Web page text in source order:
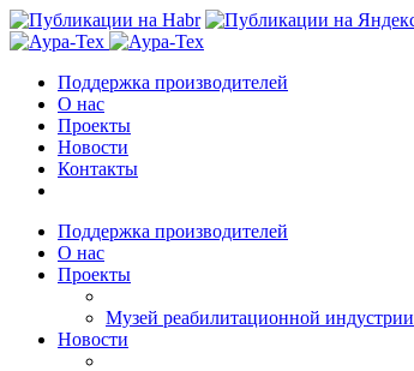
Поддержка производителей
О нас
Проекты
Новости
Контакты
Поддержка производителей
О нас
Проекты
Музей реабилитационной индустрии
Новости